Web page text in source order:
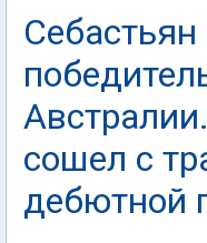
сошел с
дебютной